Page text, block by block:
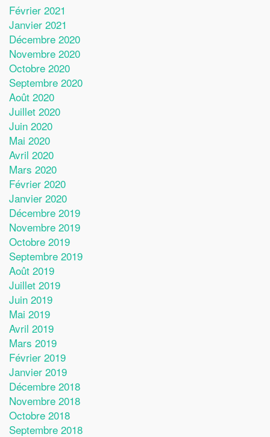
Février 2021
Janvier 2021
Décembre 2020
Novembre 2020
Octobre 2020
Septembre 2020
Août 2020
Juillet 2020
Juin 2020
Mai 2020
Avril 2020
Mars 2020
Février 2020
Janvier 2020
Décembre 2019
Novembre 2019
Octobre 2019
Septembre 2019
Août 2019
Juillet 2019
Juin 2019
Mai 2019
Avril 2019
Mars 2019
Février 2019
Janvier 2019
Décembre 2018
Novembre 2018
Octobre 2018
Septembre 2018